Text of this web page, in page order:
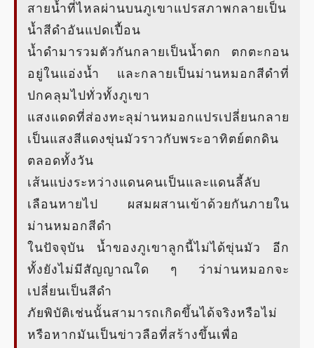
สายน้ำที่ไหลผ่านบนภูเขาแปรสภาพกลายเป็น
น้ำสีดำอันแปดเปื้อน
น้ำดำมารวมตัวกันกลายเป็นน้ำตก ตกตะกอน
อยู่ในแอ่งน้ำ และกลายเป็นม่านหมอกสีดำที่
ปกคลุมไปทั่วทั้งภูเขา
แสงแดดที่ส่องทะลุม่านหมอกแปรเปลี่ยนกลาย
เป็นแสงสีแดงขุ่นมัวราวกับพระอาทิตย์ตกดิน
ตลอดทั้งวัน
เส้นแบ่งระหว่างแดนคนเป็นและแดนลี้ลับ
เลือนหายไป ผสมผสานเข้าด้วยกันภายใน
ม่านหมอกสีดำ
ในปัจจุบัน น้ำของภูเขาลูกนี้ไม่ได้ขุ่นมัว อีก
ทั้งยังไม่มีสัญญาณใด ๆ ว่าม่านหมอกจะ
เปลี่ยนเป็นสีดำ
ภัยพิบัติเช่นนั้นสามารถเกิดขึ้นได้จริงหรือไม่
หรือหากมันเป็นข่าวลือที่สร้างขึ้นเพื่อ